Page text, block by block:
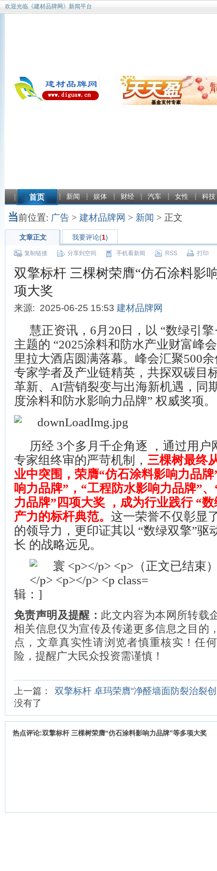
欢迎光临《建材品牌网》新闻平台
首页 新闻 娱体 财经 汽车 女性 科技
当前位置: 广告 > 建材品牌网 > 新闻 > 正文
文章正文 我要评论(1)
复制链接 分享到空间 手机看新闻 RSS 打印
双擎标杆 三棵树荣膺“仿石涂料影
项大奖
来源: 2025-06-25 15:53 建材品牌网
慧正资讯，6月20日，以 “数绿引擎
主题的 “2025涂料和防水产业财富峰
里拉大酒店圆满落幕。峰会汇聚500
专家学者及产业链精英，共探双碳目
革新、AI营销裂变与出海新机遇，同
度涂料和防水影响力品牌” 权威奖项。
历经 3个多月千企角逐 ，通过用户
专家组终审的严苛机制， 三棵树最终
业中突围，荣膺“仿石涂料影响力品
响力品牌”，“工程防水影响力品牌”
力品牌”四项大奖 ，成为行业践行 “
产力的标杆典范。 这一荣誉不仅彰显
的领导力，更印证其以 “数绿双擎”驱
长 的战略远见。
辑：]
免责声明及提醒： 此文内容为本网所转载
相关信息仅为宣传及传递更多信息之目的
点，文章真实性请浏览者慎重核实！任
险，提醒广大民众投资需谨慎！
上一篇：
双擎标杆 卓玛荣膺“净醛墙面防裂治裂
没有了
热点评论:双擎标杆 三棵树荣膺“仿石涂料影响力品牌”等多项大奖